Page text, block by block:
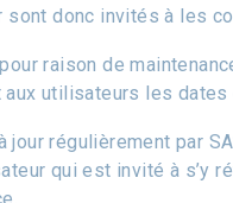
sont donc invités à les
raison de
utilisateurs les dates
régulièrement par
qui est invité à s’y